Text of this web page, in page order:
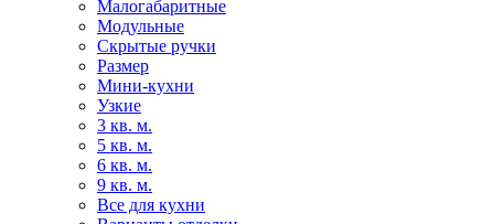
Малогабаритные
Модульные
Скрытые ручки
Размер
Мини-кухни
Узкие
3 кв. м.
5 кв. м.
6 кв. м.
9 кв. м.
Все для кухни